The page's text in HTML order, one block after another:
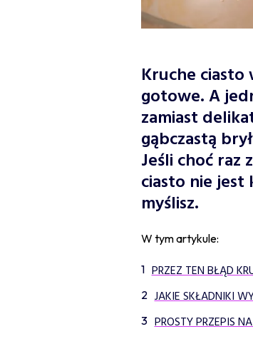
Kruche ciasto
gotowe. A
zamiast
gąbczastą
Jeśli choć raz
ciasto nie
myślisz.
W tym artykule:
PRZEZ TEN BŁĄD
JAKIE SKŁADNIKI
PROSTY PRZEPIS